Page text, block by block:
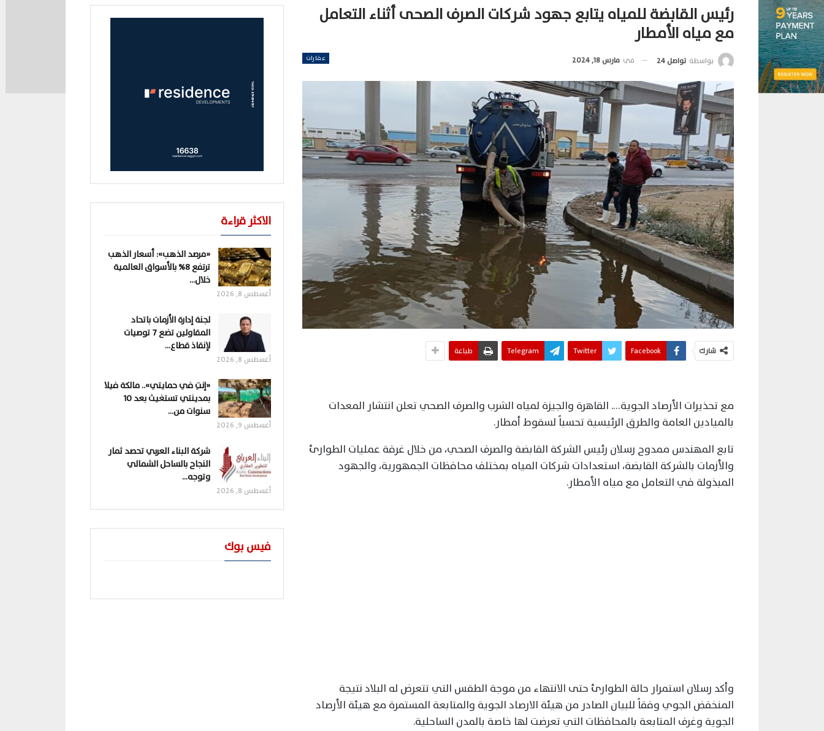
رئيس القابضة للمياه يتابع جهود شركات الصرف الصحى أثناء التعامل
مع مياه الأمطار
عقارات بواسطة تواصل 24 في مارس 18, 2024
شارك Facebook
Twitter
Telegram طباعة
مع تحذيرات الأرصاد الجوية…. القاهرة والجيزة لمياه الشرب والصرف الصحي تعلن انتشار المعدات
بالميادين العامة والطرق الرئيسية تحسباً لسقوط أمطار.
تابع المهندس ممدوح رسلان رئيس الشركة القابضة والصرف الصحي، من خلال غرفة عمليات الطوارئ
والأزمات بالشركة القابضة، استعدادات شركات المياه بمختلف محافظات الجمهورية، والجهود
المبذولة في التعامل مع مياه الأمطار.
وأكد رسلان استمرار حالة الطوارئ حتى الانتهاء من موجة الطقس التي تتعرض له البلاد نتيجة
المنخفض الجوي وفقاً للبيان الصادر من هيئة الارصاد الجوية والمتابعة المستمرة مع هيئة الأرصاد
الجوية وغرف المتابعة بالمحافظات التي تعرضت لها خاصة بالمدن الساحلية.
الاكثر قراءة
«مرصد الذهب»: أسعار الذهب
ترتفع 8% بالأسواق العالمية
خلال…
أغسطس 8, 2026
لجنة إدارة الأزمات باتحاد
المقاولين تضع 7 توصيات
لإنقاذ قطاع…
أغسطس 8, 2026
«إنتِ في حمايتي».. مالكة فيلا
بمدينتي تستغيث بعد 10
سنوات من…
أغسطس 9, 2026
شركة البناء العربي تحصد ثمار
النجاح بالساحل الشمالي
وتوجه…
أغسطس 8, 2026
فيس بوك